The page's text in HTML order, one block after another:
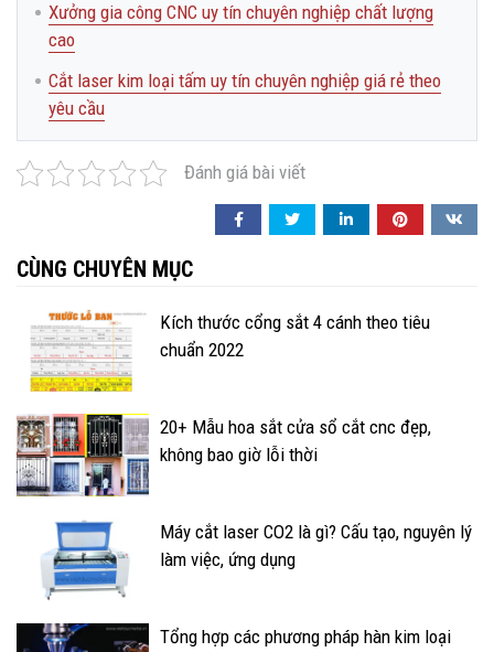
Xưởng gia công CNC uy tín chuyên nghiệp chất lượng
cao
Cắt laser kim loại tấm uy tín chuyên nghiệp giá rẻ theo
yêu cầu
Đánh giá bài viết
CÙNG CHUYÊN MỤC
Kích thước cổng sắt 4 cánh theo tiêu
chuẩn 2022
20+ Mẫu hoa sắt cửa sổ cắt cnc đẹp,
không bao giờ lỗi thời
Máy cắt laser CO2 là gì? Cấu tạo, nguyên lý
làm việc, ứng dụng
Tổng hợp các phương pháp hàn kim loại